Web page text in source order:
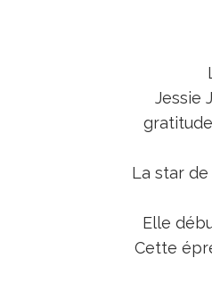
Jessie
La star de
Elle
Cette